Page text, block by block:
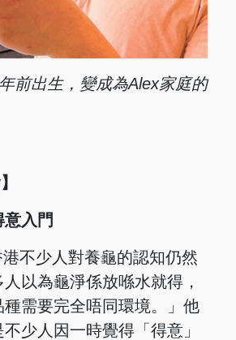
前出生，變成為Alex家庭的
入門
不少人對養龜的認知仍然
以為龜淨係放喺水就得，
需要完全唔同環境。」他
少人因一時覺得「得意」